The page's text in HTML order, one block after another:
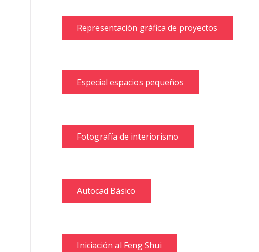
Representación gráfica de proyectos
Especial espacios pequeños
Fotografía de interiorismo
Autocad Básico
Iniciación al Feng Shui